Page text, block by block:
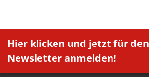
Hier klicken und jetzt für den
Newsletter anmelden!